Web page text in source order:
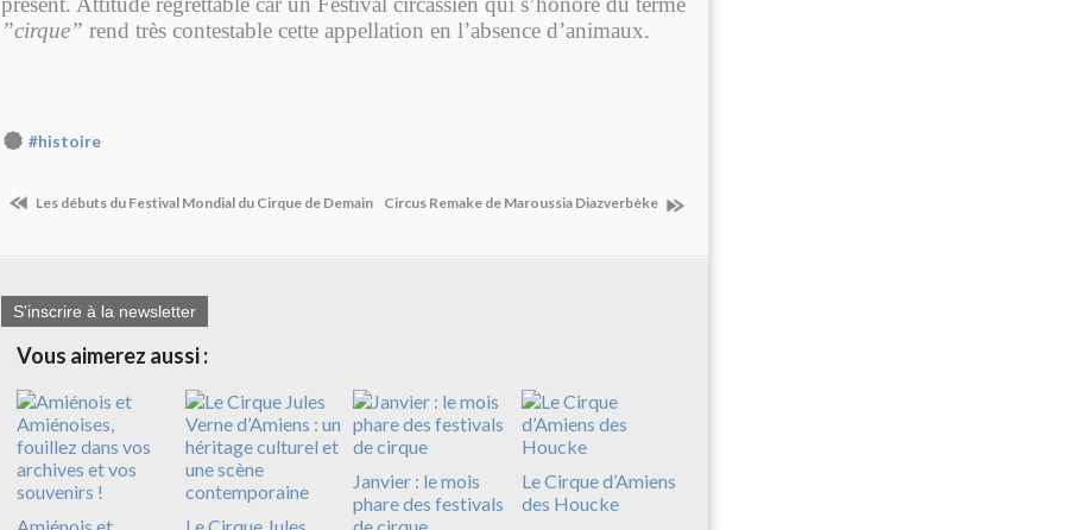
”cirque” rend très contestable cette appellation en l’absence d’animaux.
#histoire
Les débuts du Festival Mondial du Cirque de Demain Circus Remake de Maroussia Diazverbèke
S'inscrire à la newsletter
Vous aimerez aussi :
Janvier : le mois
phare des festivals
Le Cirque d’Amiens
des Houcke